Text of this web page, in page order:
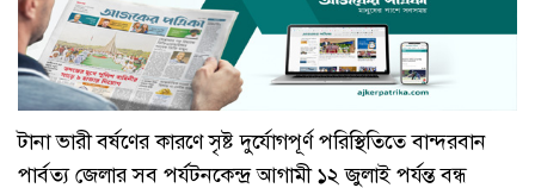
টানা ভারী বর্ষণের কারণে সৃষ্ট দুর্যোগপূর্ণ পরিস্থিতিতে বান্দরবান
পার্বত্য জেলার সব পর্যটনকেন্দ্র আগামী ১২ জুলাই পর্যন্ত বন্ধ